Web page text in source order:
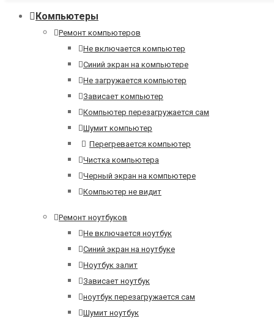
Компьютеры
Ремонт компьютеров
Не включается компьютер
Синий экран на компьютере
Не загружается компьютер
Зависает компьютер
Компьютер перезагружается сам
Шумит компьютер
Перегревается компьютер
Чистка компьютера
Черный экран на компьютере
Компьютер не видит
Ремонт ноутбуков
Не включается ноутбук
Синий экран на ноутбуке
Ноутбук залит
Зависает ноутбук
ноутбук перезагружается сам
Шумит ноутбук